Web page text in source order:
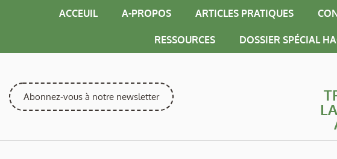
ACCEUIL A-PROPOS ARTICLES PRATIQUES
RESSOURCES DOSSIER SPÉCIAL
Abonnez-vous à notre newsletter